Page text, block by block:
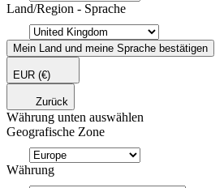
Land/Region - Sprache
Mein Land und meine Sprache bestätigen
EUR (€)
Zurück
Währung unten auswählen
Geografische Zone
Währung